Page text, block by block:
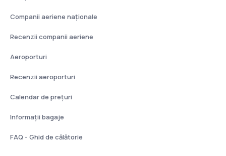
Companii aeriene naţionale
Recenzii companii aeriene
Aeroporturi
Recenzii aeroporturi
Calendar de prețuri
Informații bagaje
FAQ - Ghid de călătorie